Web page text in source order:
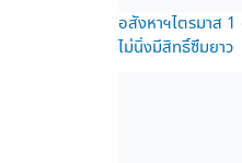
อสังหาฯไตรมาส
ไม่นิ่งมีสิทธิ์ซึมยาว